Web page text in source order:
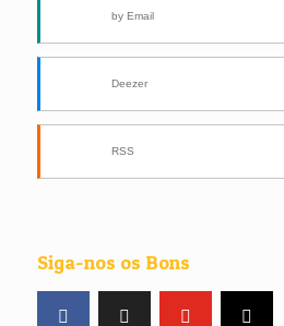
by Email
Deezer
RSS
Siga-nos os Bons